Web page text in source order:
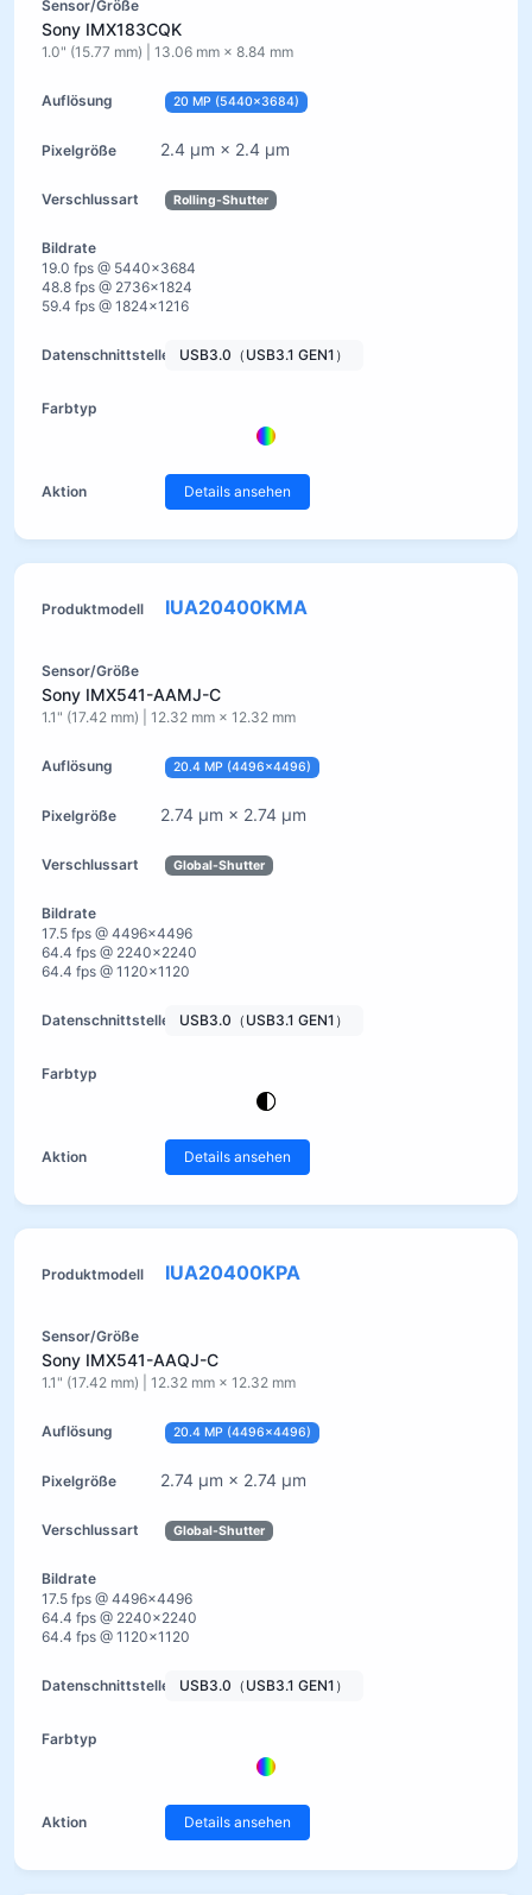
Sony IMX183CQK
1.0" (15.77 mm) | 13.06 mm × 8.84 mm
20 MP (5440×3684)
2.4 µm × 2.4 µm
Rolling-Shutter
19.0 fps @ 5440×3684
48.8 fps @ 2736×1824
59.4 fps @ 1824×1216
USB3.0（USB3.1 GEN1）
Details ansehen
IUA20400KMA
Sony IMX541-AAMJ-C
1.1" (17.42 mm) | 12.32 mm × 12.32 mm
20.4 MP (4496×4496)
2.74 µm × 2.74 µm
Global-Shutter
17.5 fps @ 4496×4496
64.4 fps @ 2240×2240
64.4 fps @ 1120×1120
USB3.0（USB3.1 GEN1）
Details ansehen
IUA20400KPA
Sony IMX541-AAQJ-C
1.1" (17.42 mm) | 12.32 mm × 12.32 mm
20.4 MP (4496×4496)
2.74 µm × 2.74 µm
Global-Shutter
17.5 fps @ 4496×4496
64.4 fps @ 2240×2240
64.4 fps @ 1120×1120
USB3.0（USB3.1 GEN1）
Details ansehen